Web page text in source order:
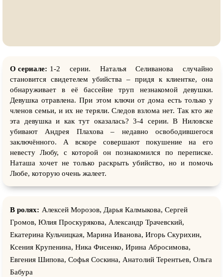
О сериале: 1-2 серии. Наталья Селиванова случайно
становится свидетелем убийства – придя к клиентке, она
обнаруживает в её бассейне труп незнакомой девушки.
Девушка отравлена. При этом ключи от дома есть только у
членов семьи, и их не теряли. Следов взлома нет. Так кто же
эта девушка и как тут оказалась? 3-4 серии. В Ниловске
убивают Андрея Плахова – недавно освободившегося
заключённого. А вскоре совершают покушение на его
невесту Любу, с которой он познакомился по переписке.
Наташа хочет не только раскрыть убийство, но и помочь
Любе, которую очень жалеет.
В ролях: Алексей Морозов, Дарья Калмыкова, Сергей
Громов, Юлия Проскурякова, Александр Трачевский,
Екатерина Кульчицкая, Марина Иванова, Игорь Скурихин,
Ксения Крупенина, Ника Фисенко, Ирина Абросимова,
Евгения Шипова, Софья Соскина, Анатолий Терентьев, Ольга
Бабура